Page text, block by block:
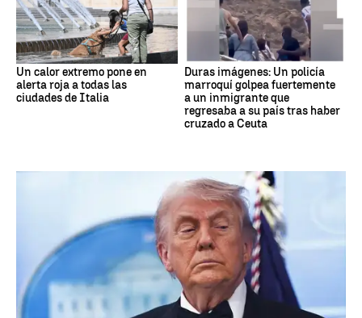
Un calor extremo pone en
alerta roja a todas las
ciudades de Italia
Duras imágenes: Un policía
marroquí golpea fuertemente
a un inmigrante que
regresaba a su país tras haber
cruzado a Ceuta